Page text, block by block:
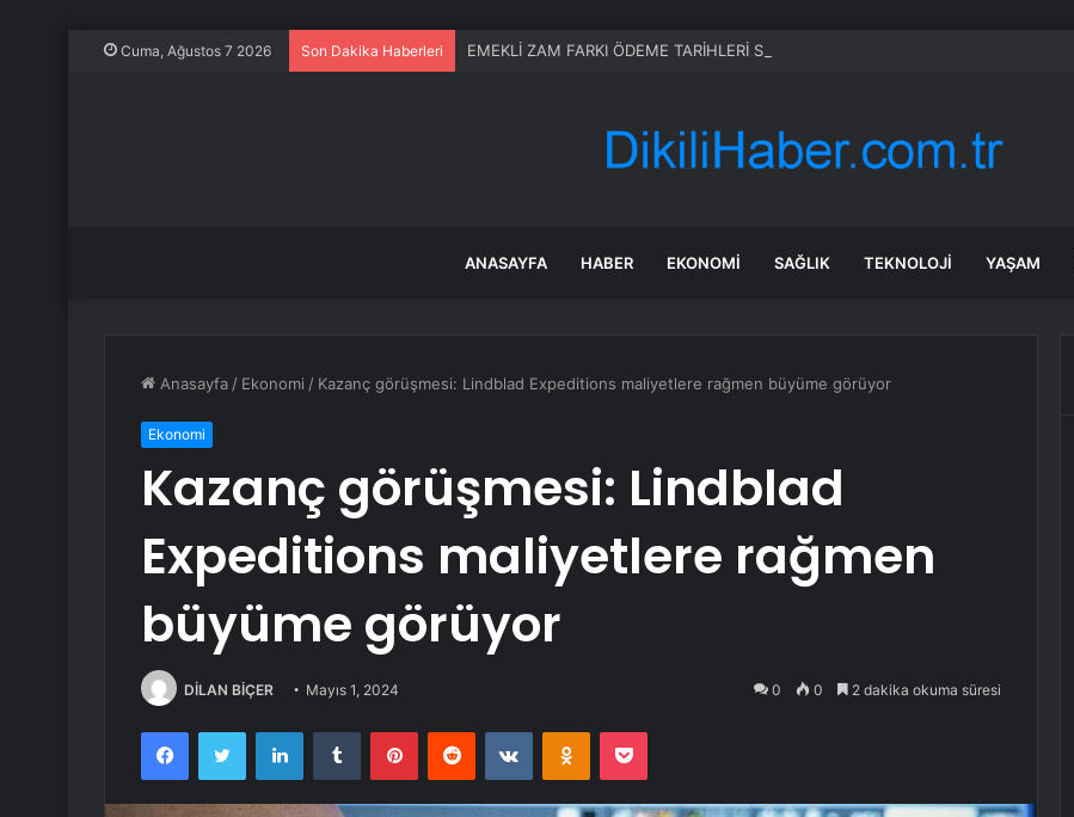
Cuma, Ağustos 7 2026 Son Dakika Haberleri
ANASAYFA HABER EKONOMI SAĞLIK TEKNOLOJI YAŞAM
Anasayfa / Ekonomi / Kazanç görüşmesi: Lindblad Expeditions maliyetlere rağmen büyüme görüyor
Ekonomi
Kazanç görüşmesi: Lindblad
Expeditions maliyetlere rağmen
büyüme görüyor
DİLAN BİÇER Mayıs 1, 2024 0 0 2 dakika okuma süresi
FacebookTwitter LinkedInTumblr PinterestReddit VKontakteOdnoklassniki
Pocket